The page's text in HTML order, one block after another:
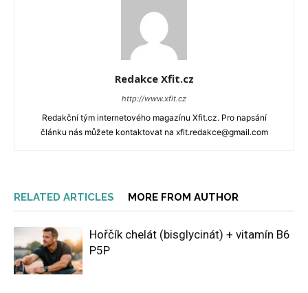
Redakce Xfit.cz
http://www.xfit.cz
Redakční tým internetového magazínu Xfit.cz. Pro napsání
článku nás můžete kontaktovat na xfit.redakce@gmail.com
RELATED ARTICLES MORE FROM AUTHOR
Hořčík chelát (bisglycinát) + vitamín B6
P5P